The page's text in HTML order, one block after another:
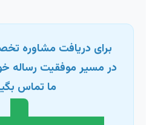
برای دریافت مشاوره
در مسیر موفقیت رساله
ما تماس